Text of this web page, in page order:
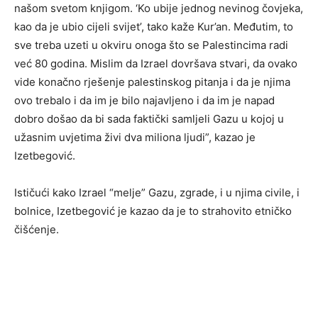
našom svetom knjigom. ‘Ko ubije jednog nevinog čovjeka,
kao da je ubio cijeli svijet’, tako kaže Kur’an. Međutim, to
sve treba uzeti u okviru onoga što se Palestincima radi
već 80 godina. Mislim da Izrael dovršava stvari, da ovako
vide konačno rješenje palestinskog pitanja i da je njima
ovo trebalo i da im je bilo najavljeno i da im je napad
dobro došao da bi sada faktički samljeli Gazu u kojoj u
užasnim uvjetima živi dva miliona ljudi”, kazao je
Izetbegović.
Ističući kako Izrael “melje” Gazu, zgrade, i u njima civile, i
bolnice, Izetbegović je kazao da je to strahovito etničko
čišćenje.